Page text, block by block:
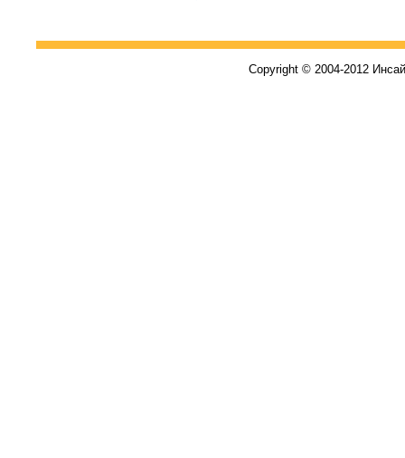
Copyright © 2004-2012